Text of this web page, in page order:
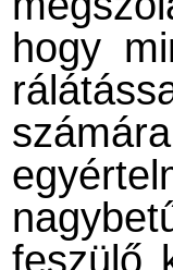
hogy
feszülő